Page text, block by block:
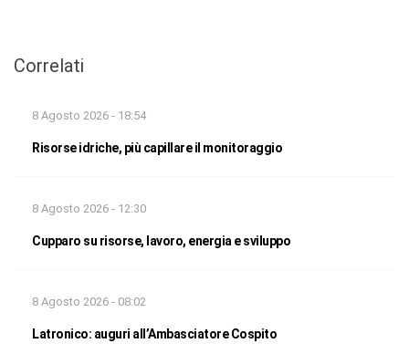
Correlati
8 Agosto 2026 - 18:54
Risorse idriche, più capillare il monitoraggio
8 Agosto 2026 - 12:30
Cupparo su risorse, lavoro, energia e sviluppo
8 Agosto 2026 - 08:02
Latronico: auguri all’Ambasciatore Cospito